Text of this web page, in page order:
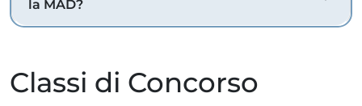
la MAD?
Classi di Concorso